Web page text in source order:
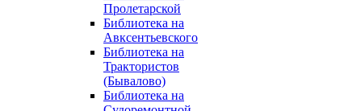
Пролетарской
Библиотека на
Авксентьевского
Библиотека на
Трактористов
(Бывалово)
Библиотека на